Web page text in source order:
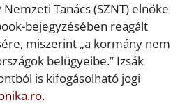
Nemzeti Tanács (SZNT) elnöke
bejegyzésében reagált
miszerint „a kormány nem
belügyeibe.” Izsák
is kifogásolható jogi